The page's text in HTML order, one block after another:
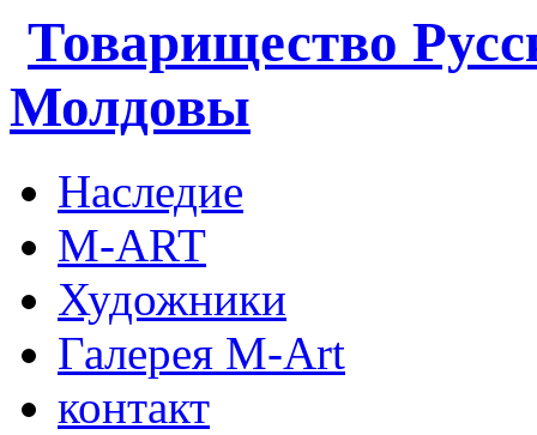
Товарищество
Молдовы
Наследие
M-ART
Художники
Галерея M-Art
контакт